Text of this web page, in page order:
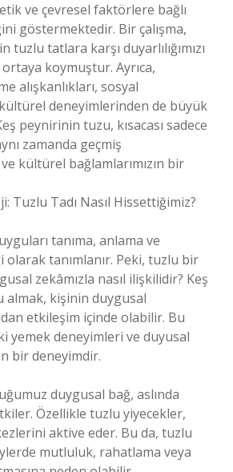
ve çevresel faktörlere bağlı
göstermektedir. Bir çalışma,
tatlara karşı duyarlılığımızı
koymuştur. Ayrıca,
alışkanlıkları, sosyal
deneyimlerinden de büyük
peynirinin tuzu, kısacası sadece
zamanda geçmiş
kültürel bağlamlarımızın bir
Tuzlu Tadı Nasıl Hissettiğimiz?
tanıma, anlama ve
tanımlanır. Peki, tuzlu bir
zekâmızla nasıl ilişkilidir? Keş
kişinin duygusal
etkileşim içinde olabilir. Bu
yemek deneyimleri ve duyusal
bir deneyimdir.
duygusal bağ, aslında
Özellikle tuzlu yiyecekler,
aktive eder. Bu da, tuzlu
mutluluk, rahatlama veya